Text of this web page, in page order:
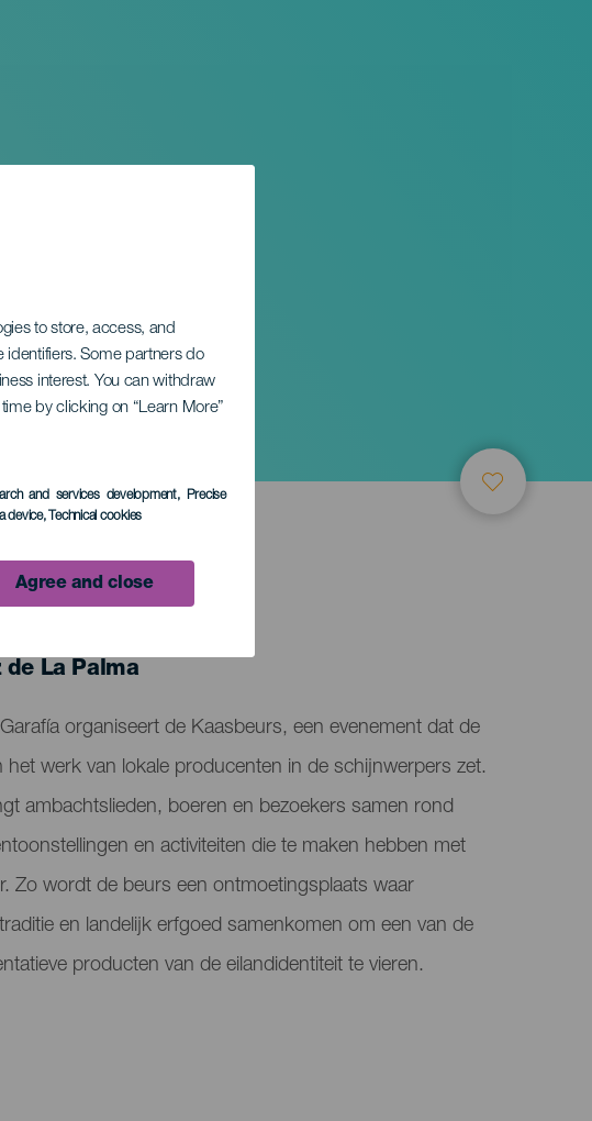
to store, access, and
identifiers. Some partners do
interest. You can withdraw
by clicking on “Learn More”
and services development, Precise
device, Technical cookies
Agree and close
HET VERLEDEN
de La Palma
organiseert de Kaasbeurs, een evenement dat de
het werk van lokale producenten in de schijnwerpers zet.
ambachtslieden, boeren en bezoekers samen rond
en activiteiten die te maken hebben met
Zo wordt de beurs een ontmoetingsplaats waar
en landelijk erfgoed samenkomen om een van de
producten van de eilandidentiteit te vieren.